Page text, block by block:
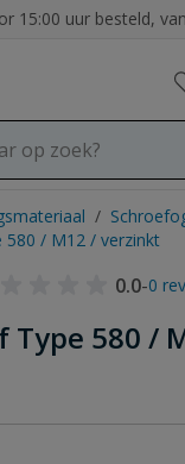
15:00 uur besteld,
/
580 / M12 / verzinkt
0.0-0
Type 580 /